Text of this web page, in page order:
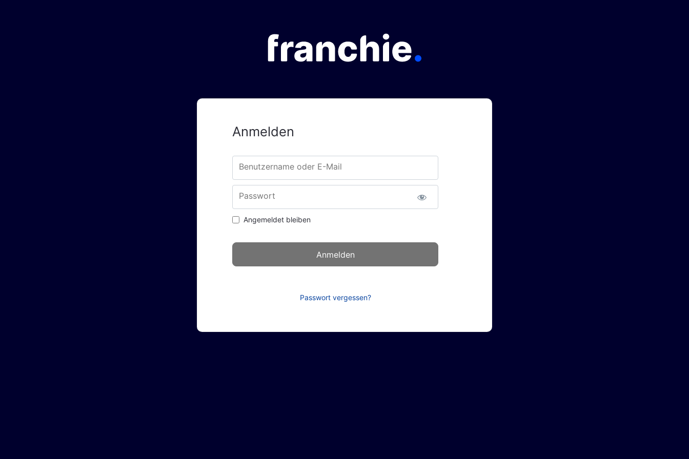
Anmelden
Benutzername oder E-Mail
Passwort
Angemeldet bleiben
Passwort vergessen?